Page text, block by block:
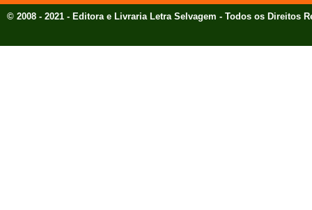
© 2008 - 2021 - Editora e Livraria Letra Selvagem - Todos os Direitos